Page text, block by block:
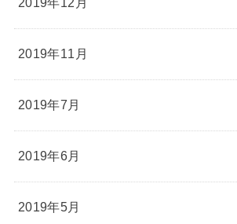
2019年11月
2019年7月
2019年6月
2019年5月